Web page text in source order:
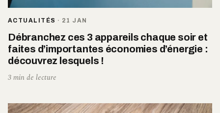
ACTUALITÉS · 21 JAN
Débranchez ces 3 appareils chaque soir et
faites d’importantes économies d’énergie :
découvrez lesquels !
3 min de lecture